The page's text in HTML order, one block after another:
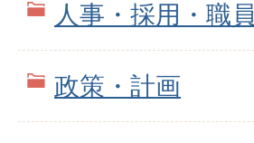
人事・採用・職員
政策・計画